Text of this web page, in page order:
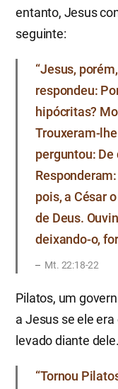
entanto, Jesus
seguinte:
“Jesus,
respondeu:
hipócritas?
Trouxeram-
perguntou:
pois, a César
de Deus.
deixando-o,
Mt. 22:18-22
Pilatos, um
a Jesus se ele era
levado diante dele.
“Tornou